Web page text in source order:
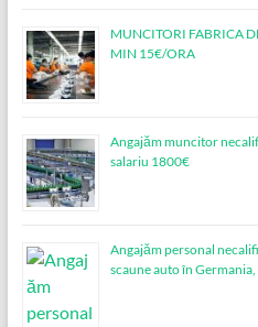
MUNCITORI FABRICA
MIN 15€/ORA
Angajăm muncitor
salariu 1800€
Angajăm personal
scaune auto în